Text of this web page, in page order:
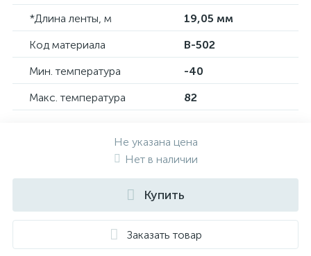
*Длина ленты, м
19,05 мм
Код материала
B-502
Мин. температура
-40
Макс. температура
82
Не указана цена
Нет в наличии
Купить
Заказать товар